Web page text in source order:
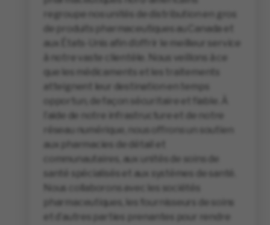
de produits pharmaceutiques au Canada et
aux États-Unis afin d’offrir le meilleur service
opportun, de façon sécuritaire et fiable. À
réseau numérique, nous offrons un soutien
aux pharmacies de détail et
communautaires, aux unités de soins de
santé spécialisés et aux systèmes de santé.
pharmaceutiques, les fournisseurs de soins
et d’autres parties prenantes pour rendre